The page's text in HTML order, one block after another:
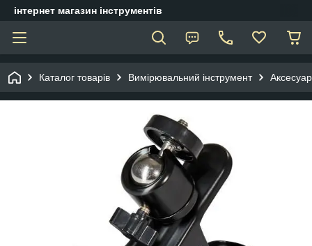
інтернет магазин інструментів
Каталог товарів Вимірювальний інструмент